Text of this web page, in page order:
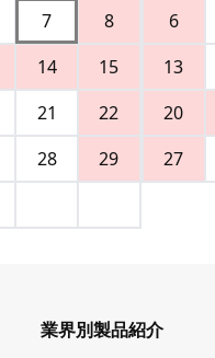
7
8
14
15
21
22
28
29
6
13
20
27
業界別製品紹介